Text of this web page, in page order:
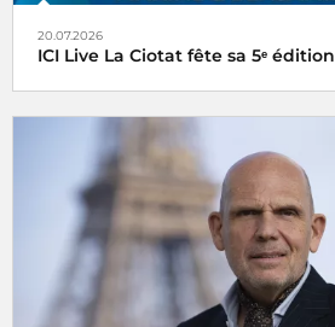
20.07.2026
ICI Live La Ciotat fête sa 5ᵉ édition